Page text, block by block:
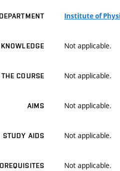
Institute of
Not applicable.
COURSE Not applicable.
AIMS Not applicable.
STUDY AIDS Not applicable.
Not applicable.